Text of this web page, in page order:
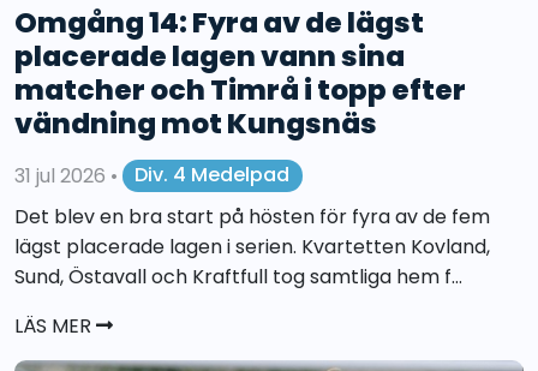
Omgång 14: Fyra av de lägst
placerade lagen vann sina
matcher och Timrå i topp efter
vändning mot Kungsnäs
31 jul 2026 •
Div. 4 Medelpad
Det blev en bra start på hösten för fyra av de fem
lägst placerade lagen i serien. Kvartetten Kovland,
Sund, Östavall och Kraftfull tog samtliga hem f...
LÄS MER